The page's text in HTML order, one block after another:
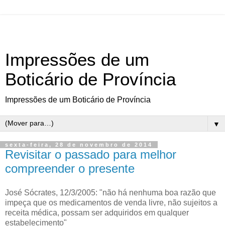
Impressões de um
Boticário de Província
Impressões de um Boticário de Província
▼
sexta-feira, 28 de novembro de 2014
Revisitar o passado para melhor
compreender o presente
José Sócrates, 12/3/2005: "não há nenhuma boa razão que
impeça que os medicamentos de venda livre, não sujeitos a
receita médica, possam ser adquiridos em qualquer
estabelecimento"